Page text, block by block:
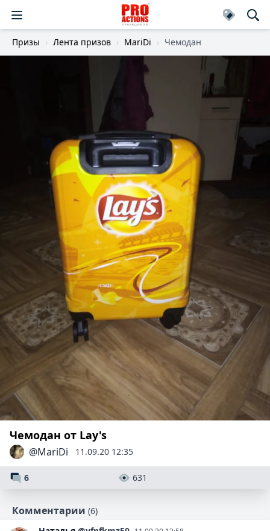
Призы Лента призов MariDi Чемодан
Чемодан от Lay's
@MariDi 11.09.20 12:35
6 631
Комментарии (6)